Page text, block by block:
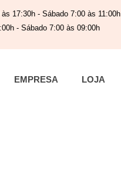
17:30h - Sábado 7:00 às 11:00h
- Sábado 7:00 às 09:00h
EMPRESA LOJA